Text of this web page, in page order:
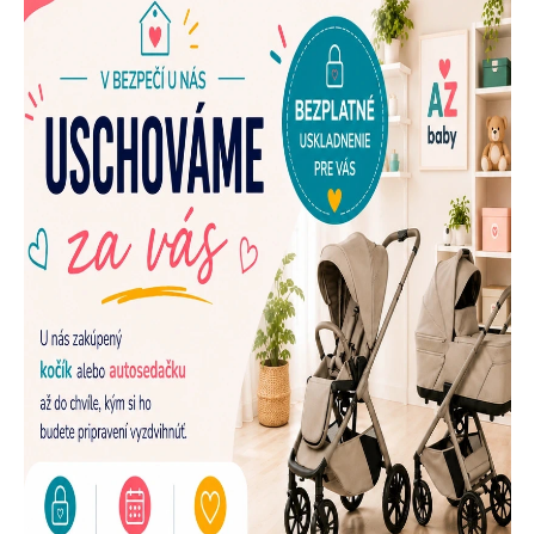
E
N
U
R
D